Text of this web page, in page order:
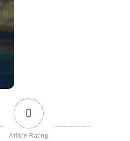
0
Article Rating